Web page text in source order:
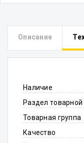
Описание
Наличие
Раздел товарной
Товарная группа
Качество